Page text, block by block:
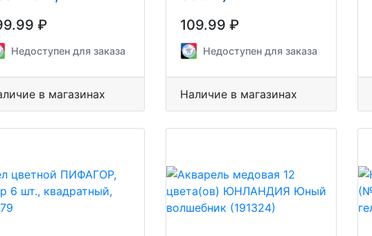
29С 1692-
₽
Недоступен для заказа
в магазинах
109.99 ₽
Недоступен для заказа
Наличие в магазинах